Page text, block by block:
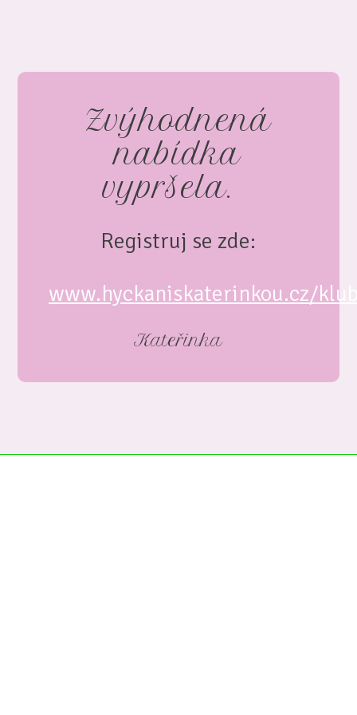
Zvýhodnená
nabídka
vypršela.
Registruj se zde:
www.hyckaniskaterinkou.cz/
Kateřinka